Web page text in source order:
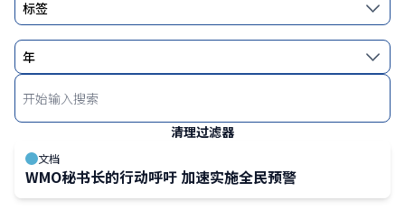
Enter
keyword
results
will
automatically
清理过滤器
文档
WMO秘书长的行动呼吁 加速实施全民预警